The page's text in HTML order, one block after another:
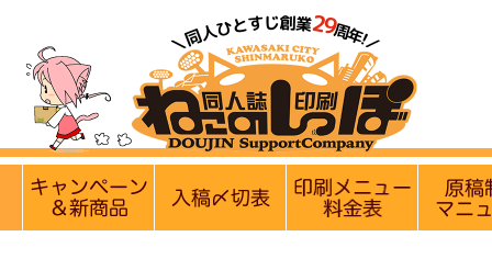
【営業日・休業日のお知らせ】